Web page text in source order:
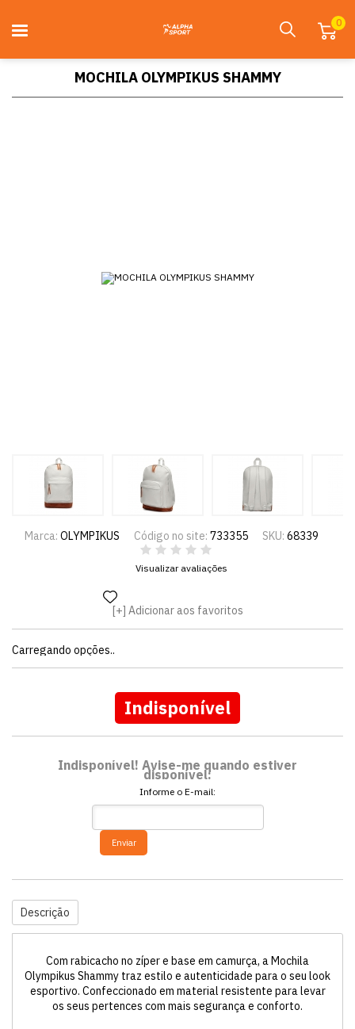
0
MOCHILA OLYMPIKUS SHAMMY
Marca: OLYMPIKUS Código no site: 733355 SKU: 68339
Visualizar avaliações
Adicionar aos favoritos
Carregando opções..
Indisponível
Indisponível! Avise-me quando estiver
disponível:
Informe o E-mail:
Enviar
Descrição
Com rabicacho no zíper e base em camurça, a Mochila
Olympikus Shammy traz estilo e autenticidade para o seu look
esportivo. Confeccionado em material resistente para levar
os seus pertences com mais segurança e conforto.